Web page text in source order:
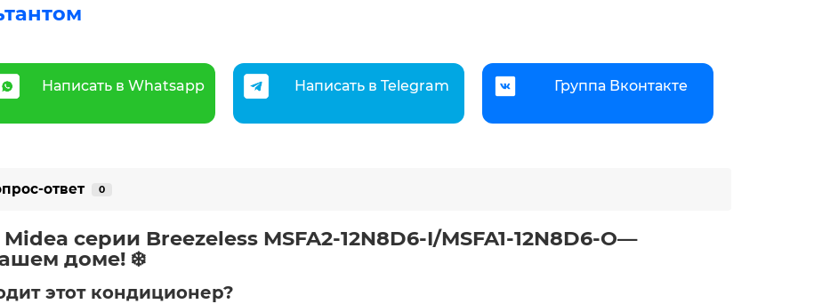
Написать в Whatsapp Написать в Telegram Группа Вконтакте
ответ 0
серии Breezeless MSFA2-12N8D6-I/MSFA1-12N8D6-O—
доме! ❄️
этот кондиционер?